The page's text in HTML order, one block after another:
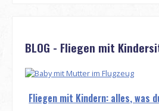
BLOG - Fliegen mit
Fliegen mit Kindern: alles, was